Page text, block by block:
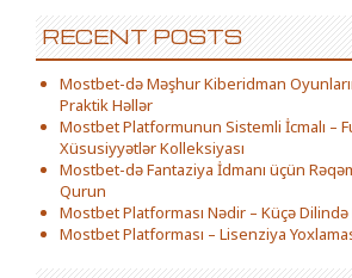
RECENT POSTS
Mostbet-də Məşhur Kiberidman
Praktik Həllər
Mostbet Platformunun Sistemli İcmalı –
Xüsusiyyətlər Kolleksiyası
Mostbet-də Fantaziya İdmanı üçün
Qurun
Mostbet Platforması Nədir – Küçə Dilində
Mostbet Platforması – Lisenziya